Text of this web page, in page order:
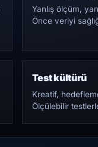
Yanlış ölçüm,
Önce veriyi
Test kültürü
Kreatif,
Ölçülebilir